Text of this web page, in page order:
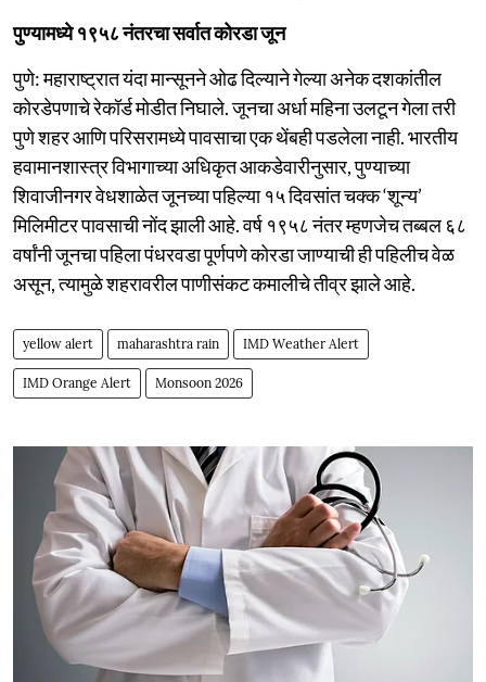
पुण्यामध्ये १९५८ नंतरचा सर्वात कोरडा जून
पुणे: महाराष्ट्रात यंदा मान्सूनने ओढ दिल्याने गेल्या अनेक दशकांतील
कोरडेपणाचे रेकॉर्ड मोडीत निघाले. जूनचा अर्धा महिना उलटून गेला तरी
पुणे शहर आणि परिसरामध्ये पावसाचा एक थेंबही पडलेला नाही. भारतीय
हवामानशास्त्र विभागाच्या अधिकृत आकडेवारीनुसार, पुण्याच्या
शिवाजीनगर वेधशाळेत जूनच्या पहिल्या १५ दिवसांत चक्क ‘शून्य’
मिलिमीटर पावसाची नोंद झाली आहे. वर्ष १९५८ नंतर म्हणजेच तब्बल ६८
वर्षांनी जूनचा पहिला पंधरवडा पूर्णपणे कोरडा जाण्याची ही पहिलीच वेळ
असून, त्यामुळे शहरावरील पाणीसंकट कमालीचे तीव्र झाले आहे.
yellow alert maharashtra rain IMD Weather Alert
IMD Orange Alert Monsoon 2026